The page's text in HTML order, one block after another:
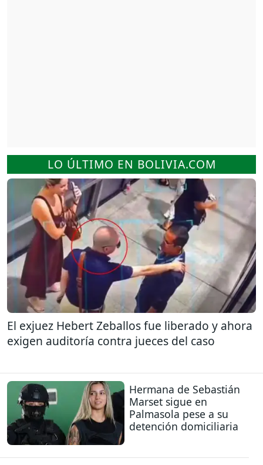
LO ÚLTIMO EN BOLIVIA.COM
El exjuez Hebert Zeballos fue liberado y ahora
exigen auditoría contra jueces del caso
Hermana de Sebastián
Marset sigue en
Palmasola pese a su
detención domiciliaria